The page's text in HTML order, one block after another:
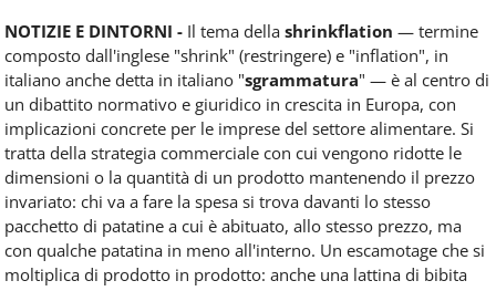
NOTIZIE E DINTORNI - Il tema della shrinkflation — termine
composto dall'inglese "shrink" (restringere) e "inflation", in
italiano anche detta in italiano "sgrammatura" — è al centro di
un dibattito normativo e giuridico in crescita in Europa, con
implicazioni concrete per le imprese del settore alimentare. Si
tratta della strategia commerciale con cui vengono ridotte le
dimensioni o la quantità di un prodotto mantenendo il prezzo
invariato: chi va a fare la spesa si trova davanti lo stesso
pacchetto di patatine a cui è abituato, allo stesso prezzo, ma
con qualche patatina in meno all'interno. Un escamotage che si
moltiplica di prodotto in prodotto: anche una lattina di bibita